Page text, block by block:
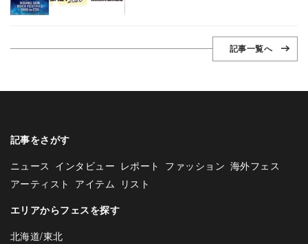
記事一覧へ
記事をさがす
ニュース インタビュー レポート ファッション 海外フェス
アーティスト アイテム リスト
エリアからフェスを探す
北海道/東北